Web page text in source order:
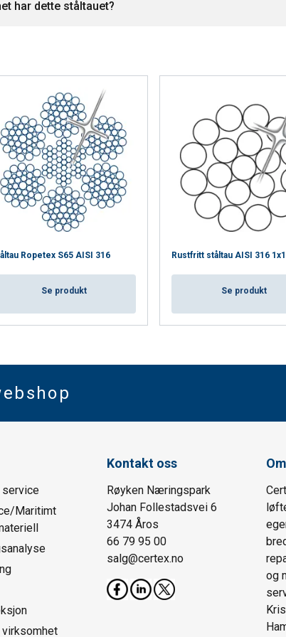
har dette ståltauet?
Ropetex S65 AISI 316
Se produkt
Rustfritt ståltau AISI 316
Se produkt
service
Maritimt
Kontakt oss
Røyken Næringspark
Johan Follestadsvei 6
3474 Åros
66 79 95 00
salg@certex.no
og